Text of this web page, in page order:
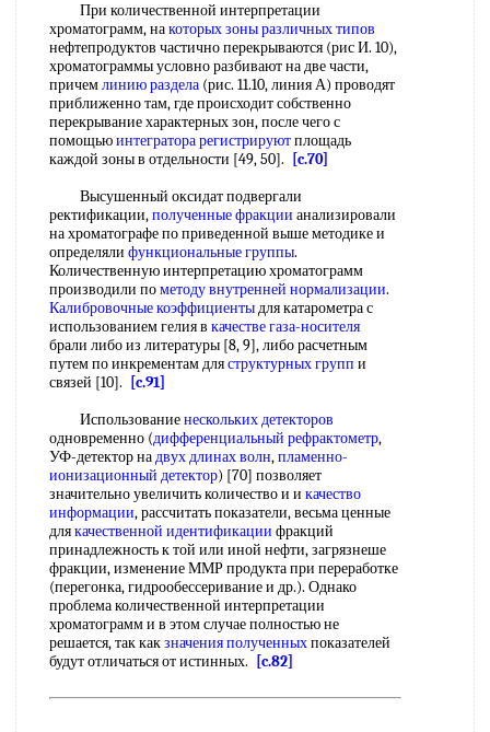
При количественной интерпретации
хроматограмм, накоторых зоныразличных типов
нефтепродуктов частично перекрываются (рис И. 10),
хроматограммы условно разбивают на две части,
причемлинию раздела (рис. 11.10, линия А) проводят
приближенно там, где происходит собственно
перекрывание характерных зон, после чего с
помощьюинтегратора регистрируютплощадь
каждой зоны в отдельности [49, 50].
[c.70]
Высушенный оксидат подвергали
ректификации,полученные фракции анализировали
на хроматографе по приведенной выше методике и
определяли функциональные группы.
Количественную интерпретацию хроматограмм
производили пометоду внутренней нормализации.
Калибровочные коэффициентыдля катарометра с
использованием гелия в качестве газа-носителя
брали либо из литературы [8, 9], либо расчетным
путем по инкрементам дляструктурных групп и
связей [10].
[c.91]
Использованиенескольких детекторов
одновременно (дифференциальный рефрактометр,
УФ-детектор надвухдлинах волн,пламенно-
ионизационный детектор) [70] позволяет
значительно увеличить количество и и качество
информации, рассчитать показатели, весьма ценные
длякачественной идентификации фракций
принадлежность к той или иной нефти, загрязнеше
фракции, изменение ММР продукта при переработке
(перегонка, гидрообессеривание и др.). Однако
проблема количественной интерпретации
хроматограмм и в этом случае полностью не
решается, так какзначения полученныхпоказателей
будут отличаться от истинных.
[c.82]